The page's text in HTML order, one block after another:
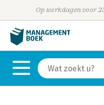
Op werkdagen voor